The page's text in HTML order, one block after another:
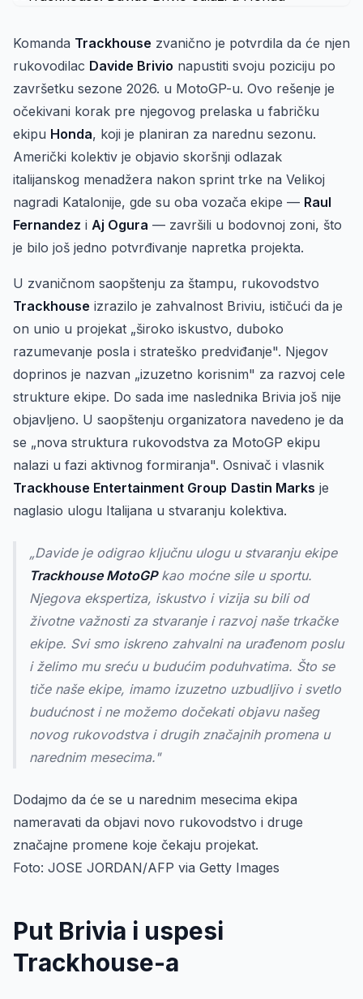
Komanda Trackhouse zvanično je potvrdila da će njen
rukovodilac Davide Brivio napustiti svoju poziciju po
završetku sezone 2026. u MotoGP-u. Ovo rešenje je
očekivani korak pre njegovog prelaska u fabričku
ekipu Honda, koji je planiran za narednu sezonu.
Američki kolektiv je objavio skoršnji odlazak
italijanskog menadžera nakon sprint trke na Velikoj
nagradi Katalonije, gde su oba vozača ekipe — Raul
Fernandez i Aj Ogura — završili u bodovnoj zoni, što
je bilo još jedno potvrđivanje napretka projekta.
U zvaničnom saopštenju za štampu, rukovodstvo
Trackhouse izrazilo je zahvalnost Briviu, ističući da je
on unio u projekat „široko iskustvo, duboko
razumevanje posla i strateško predviđanje". Njegov
doprinos je nazvan „izuzetno korisnim" za razvoj cele
strukture ekipe. Do sada ime naslednika Brivia još nije
objavljeno. U saopštenju organizatora navedeno je da
se „nova struktura rukovodstva za MotoGP ekipu
nalazi u fazi aktivnog formiranja". Osnivač i vlasnik
Trackhouse Entertainment Group Dastin Marks je
naglasio ulogu Italijana u stvaranju kolektiva.
„Davide je odigrao ključnu ulogu u stvaranju ekipe
Trackhouse MotoGPkao moćne sile u sportu.
Njegova ekspertiza, iskustvo i vizija su bili od
životne važnosti za stvaranje i razvoj naše trkačke
ekipe. Svi smo iskreno zahvalni na urađenom poslu
i želimo mu sreću u budućim poduhvatima. Što se
tiče naše ekipe, imamo izuzetno uzbudljivo i svetlo
budućnost i ne možemo dočekati objavu našeg
novog rukovodstva i drugih značajnih promena u
narednim mesecima."
Dodajmo da će se u narednim mesecima ekipa
nameravati da objavi novo rukovodstvo i druge
značajne promene koje čekaju projekat.
Foto: JOSE JORDAN/AFP via Getty Images
Put Brivia i uspesi
Trackhouse-a